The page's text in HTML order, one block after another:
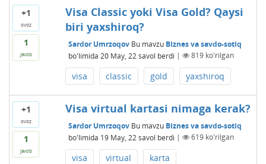
+1
ovoz
1
javob
Visa Classic yoki Visa Gold? Qaysi
biri yaxshiroq?
Sardor Umrzoqov Bu mavzu Biznes va savdo-sotiq
bo'limida 20 May, 22 savol berdi | 819ko'rilgan
visa classic gold yaxshiroq
+1
ovoz
1
javob
Visa virtual kartasi nimaga kerak?
Sardor Umrzoqov Bu mavzu Biznes va savdo-sotiq
bo'limida 19 May, 22 savol berdi | 619ko'rilgan
visa virtual karta